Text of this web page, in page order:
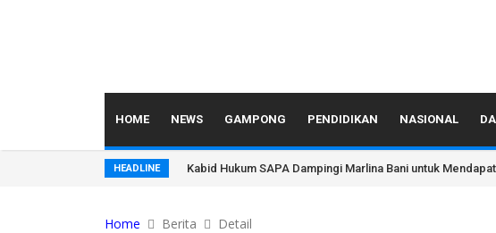
HOME NEWS GAMPONG PENDIDIKAN NASIONAL
HEADLINE Kabid Hukum SAPA Dampingi Marlina Bani untuk
Home Berita Detail